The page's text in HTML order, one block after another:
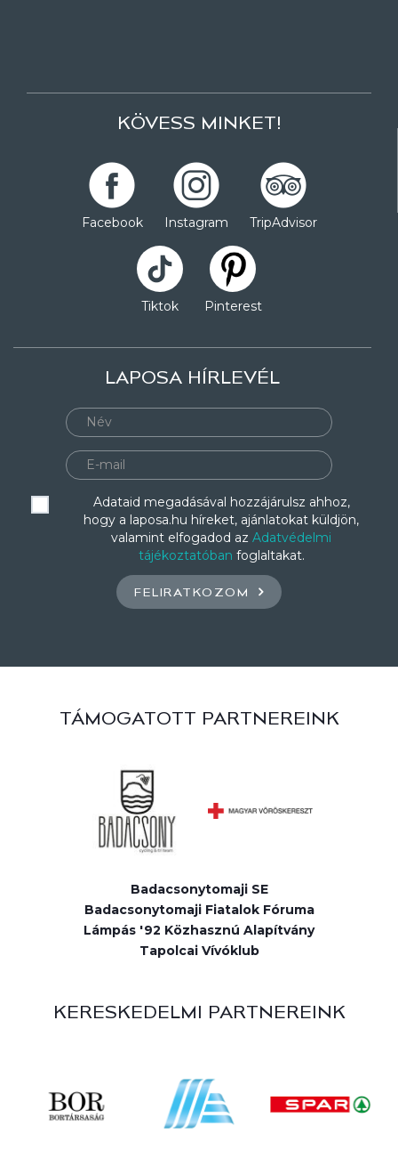
KÖVESS MINKET!
Facebook Instagram TripAdvisor
Tiktok Pinterest
LAPOSA HÍRLEVÉL
Adataid megadásával hozzájárulsz ahhoz,
hogy a laposa.hu híreket, ajánlatokat küldjön,
valamint elfogadod az Adatvédelmi
tájékoztatóban foglaltakat.
FELIRATKOZOM
TÁMOGATOTT PARTNEREINK
Badacsonytomaji SE
Badacsonytomaji Fiatalok Fóruma
Lámpás '92 Közhasznú Alapítvány
Tapolcai Vívóklub
KERESKEDELMI PARTNEREINK